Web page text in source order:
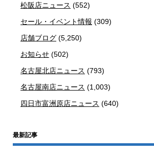
松阪店ニュース (552)
セール・イベント情報 (309)
店舗ブログ (5,250)
お知らせ (502)
名古屋北店ニュース (793)
名古屋南店ニュース (1,003)
四日市富洲原店ニュース (640)
最新記事